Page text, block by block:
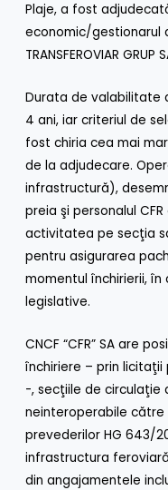
Plaje, a fost
economic/gestionarul
TRANSFEROVIAR GRUP
Durata de valabilitate
4 ani, iar criteriul de
fost chiria cea mai
de la adjudecare.
infrastructură),
preia şi personalul
activitatea pe secţia
pentru asigurarea
momentul închirierii,
legislative.
CNCF “CFR” SA are
închiriere – prin licitaţii
-, secţiile de circulaţie
neinteroperabile
prevederilor HG 643/
infrastructura
din angajamentele